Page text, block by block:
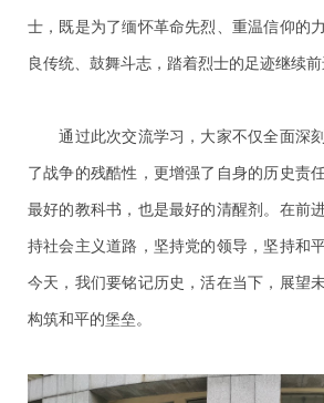
士，既是为了缅怀革命先烈、重温信仰的
良传统、鼓舞斗志，踏着烈士的足迹继续前
通过此次交流学习，大家不仅全面深
了战争的残酷性，更增强了自身的历史责
最好的教科书，也是最好的清醒剂。在前
持社会主义道路，坚持党的领导，坚持和
今天，我们要铭记历史，活在当下，展望
构筑和平的堡垒。